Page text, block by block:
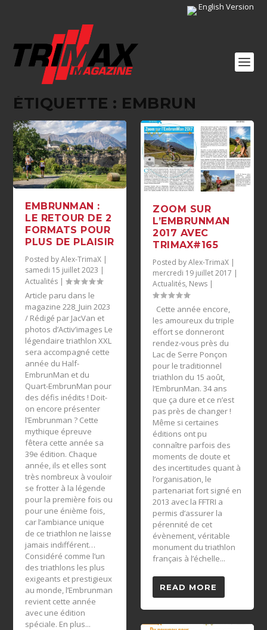
English Version
ÉTIQUETTE : EMBRUN
EMBRUNMAN :
LE RETOUR DE 2
FORMATS POUR
PLUS DE PLAISIR
Posted byAlex-TrimaX |
samedi 15 juillet 2023 |
Actualités |
Article paru dans le
magazine 228_Juin 2023
/ Rédigé par JacVan et
photos d’Activ’images Le
légendaire triathlon XXL
sera accompagné cette
année du Half-
EmbrunMan et du
Quart-EmbrunMan pour
des défis inédits ! Doit-
on encore présenter
l’Embrunman ? Cette
mythique épreuve
fêtera cette année sa
39e édition. Chaque
année, ils et elles sont
très nombreux à vouloir
se frotter à la légende
pour la première fois ou
pour une énième fois,
car l’ambiance unique
de ce triathlon ne laisse
jamais indifférent…
Considéré comme l’un
des triathlons les plus
exigeants et prestigieux
au monde, l’Embrunman
revient cette année
avec une édition
spéciale. En plus...
ZOOM SUR
L’EMBRUNMAN
2017 AVEC
TRIMAX#165
Posted byAlex-TrimaX |
mercredi 19 juillet 2017 |
Actualités, News |
Cette année encore,
les amoureux du triple
effort se donneront
rendez-vous près du
Lac de Serre Ponçon
pour le traditionnel
triathlon du 15 août,
l’EmbrunMan. 34 ans
que ça dure et ce n’est
pas près de changer !
Même si certaines
éditions ont pu
connaître parfois des
moments de doute et
des incertitudes quant à
l’organisation, le
partenariat fort signé en
2013 avec la FFTRI a
permis d’assurer la
pérennité de cet
évènement, véritable
monument du triathlon
français à l’échelle...
READ MORE